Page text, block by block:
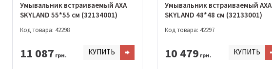
Умывальник встраиваемый AXA
SKYLAND 55*55 см (32134001)
Код товара: 42298
11 087 грн. КУПИТЬ
Умывальник встраиваемый AXA
SKYLAND 48*48 см (32133001)
Код товара: 42297
10 479 грн. КУПИТЬ